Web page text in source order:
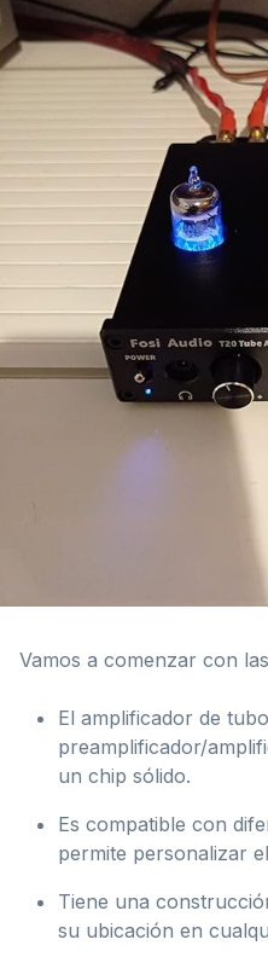
Vamos a comenzar con
El amplificador de
preamplificador/
un chip sólido.
Es compatible con
permite personalizar
Tiene una
su ubicación en